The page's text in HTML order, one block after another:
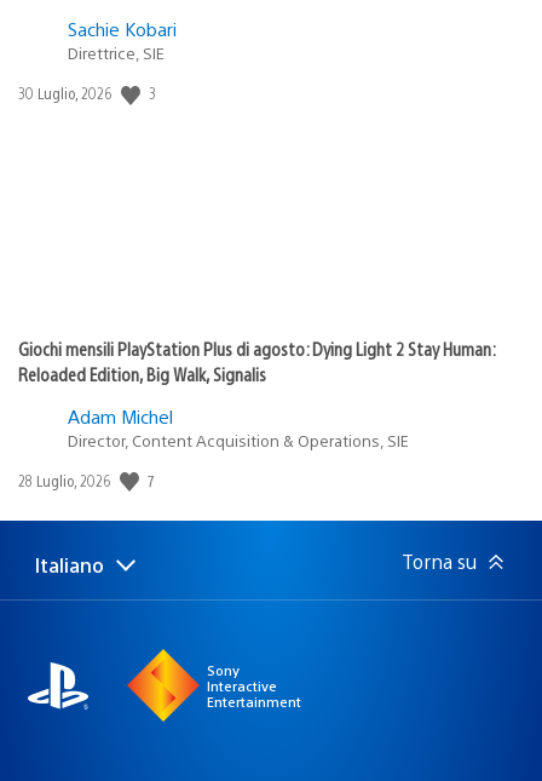
Sachie Kobari
Direttrice, SIE
Data
30 Luglio, 2026 3
Giochi mensili PlayStation Plus di agosto: Dying Light 2 Stay Human:
Reloaded Edition, Big Walk, Signalis
Adam Michel
Director, Content Acquisition & Operations, SIE
Data
pubblicazione:
28 Luglio, 2026 7
Seleziona
una
Regione
attuale:
Italiano Torna su
Sony
Interactive
Entertainment